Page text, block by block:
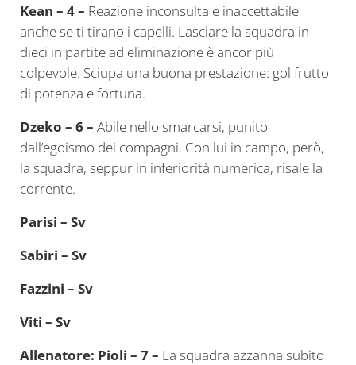
Kean – 4 – Reazione inconsulta e inaccettabile
anche se ti tirano i capelli. Lasciare la squadra in
dieci in partite ad eliminazione è ancor più
colpevole. Sciupa una buona prestazione: gol frutto
di potenza e fortuna.
Dzeko – 6 – Abile nello smarcarsi, punito
dall’egoismo dei compagni. Con lui in campo, però,
la squadra, seppur in inferiorità numerica, risale la
corrente.
Parisi – Sv
Sabiri – Sv
Fazzini – Sv
Viti – Sv
Allenatore: Pioli – 7 – La squadra azzanna subito